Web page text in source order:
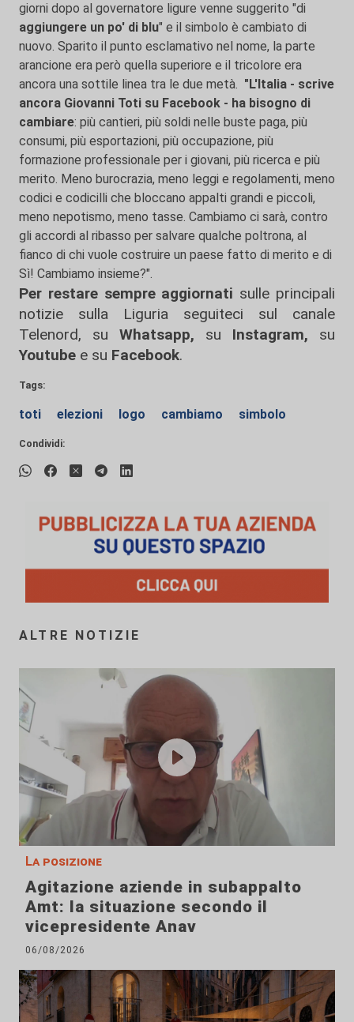
giorni dopo al governatore ligure venne suggerito "di
aggiungere un po' di blu" e il simbolo è cambiato di
nuovo. Sparito il punto esclamativo nel nome, la parte
arancione era però quella superiore e il tricolore era
ancora una sottile linea tra le due metà. "L'Italia - scrive
ancora Giovanni Toti su Facebook - ha bisogno di
cambiare: più cantieri, più soldi nelle buste paga, più
consumi, più esportazioni, più occupazione, più
formazione professionale per i giovani, più ricerca e più
merito. Meno burocrazia, meno leggi e regolamenti, meno
codici e codicilli che bloccano appalti grandi e piccoli,
meno nepotismo, meno tasse. Cambiamo ci sarà, contro
gli accordi al ribasso per salvare qualche poltrona, al
fianco di chi vuole costruire un paese fatto di merito e di
Sì! Cambiamo insieme?".
Per restare sempre aggiornati sulle principali
notizie sulla Liguria seguiteci sul canale
Telenord, su
Whatsapp, su Instagram, su
Youtube e su Facebook.
Tags:
toti elezioni logo cambiamo simbolo
Condividi:
ALTRE NOTIZIE
La posizione
Agitazione aziende in subappalto
Amt: la situazione secondo il
vicepresidente Anav
06/08/2026